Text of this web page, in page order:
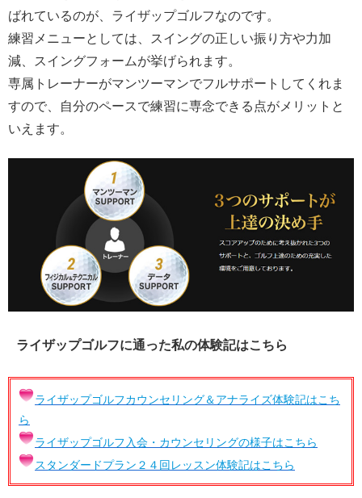
ばれているのが、ライザップゴルフなのです。
練習メニューとしては、スイングの正しい振り方や力加
減、スイングフォームが挙げられます。
専属トレーナーがマンツーマンでフルサポートしてくれま
すので、自分のペースで練習に専念できる点がメリットと
いえます。
ライザップゴルフに通った私の体験記はこちら
ライザップゴルフカウンセリング＆アナライズ体験記はこち
ら
ライザップゴルフ入会・カウンセリングの様子はこちら
スタンダードプラン２４回レッスン体験記はこちら